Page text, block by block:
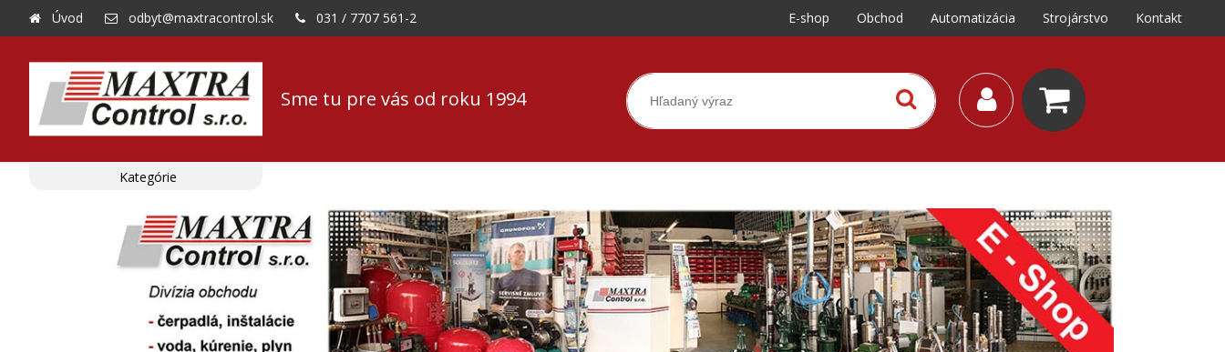
Sme tu pre vás od roku 1994
Úvod odbyt@maxtracontrol.sk 031 / 7707 561-2 E-shop Obchod Automatizácia Strojárstvo Kontakt
Kategórie